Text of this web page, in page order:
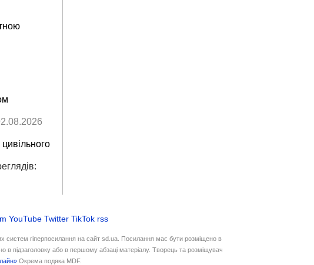
YouTube Twitter TikTok rss
систем гіперпосилання на сайт sd.ua. Посилання має бути розміщено в
в підзаголовку або в першому абзаці матеріалу. Творець та розміщувач
Окрема подяка MDF.